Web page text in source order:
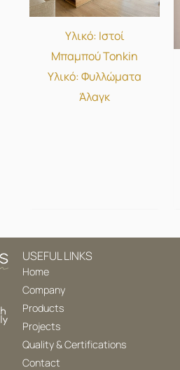
Υλικό: Ιστοί
Μπαμπού Tonkin
Υλικό: Φυλλώματα
Άλαγκ
USEFUL LINKS
Home
Company
Products
Projects
Quality & Certifications
Contact